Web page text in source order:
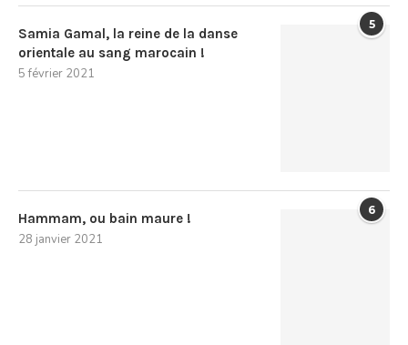
5
Samia Gamal, la reine de la danse
orientale au sang marocain !
5 février 2021
6
Hammam, ou bain maure !
28 janvier 2021